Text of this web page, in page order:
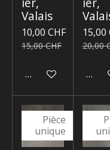
Valais
10,00 CHF
15,00 CHF
Ajouter au panier
15,00
20,00
Pièce
unique